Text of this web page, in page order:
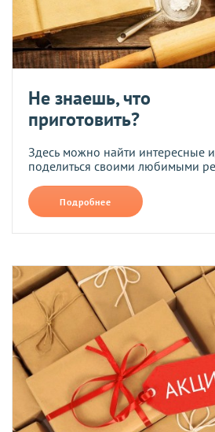
Не знаешь, что
приготовить?
Здесь можно найти интересные
поделиться своими любимыми
Подробнее